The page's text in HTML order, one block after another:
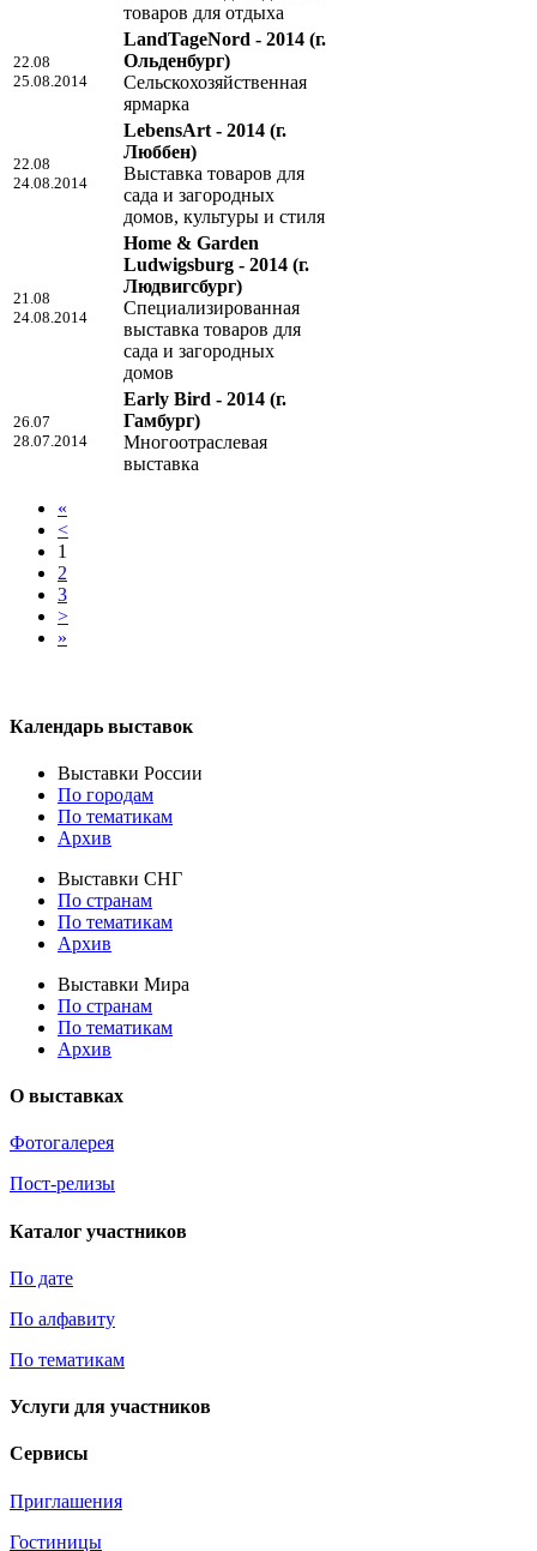
товаров для отдыха
22.08
25.08.2014
LandTageNord - 2014 (г.
Ольденбург)
Сельскохозяйственная
ярмарка
22.08
24.08.2014
LebensArt - 2014 (г.
Люббен)
Выставка товаров для
сада и загородных
домов, культуры и стиля
21.08
24.08.2014
Home & Garden
Ludwigsburg - 2014 (г.
Людвигсбург)
Специализированная
выставка товаров для
сада и загородных
домов
26.07
28.07.2014
Early Bird - 2014 (г.
Гамбург)
Многоотраслевая
выставка
«
<
1
2
3
>
»
Календарь выставок
Выставки России
По городам
По тематикам
Архив
Выставки СНГ
По странам
По тематикам
Архив
Выставки Мира
По странам
По тематикам
Архив
О выставках
Фотогалерея
Пост-релизы
Каталог участников
По дате
По алфавиту
По тематикам
Услуги для участников
Сервисы
Приглашения
Гостиницы